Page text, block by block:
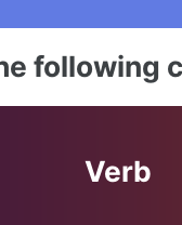
following
Verb